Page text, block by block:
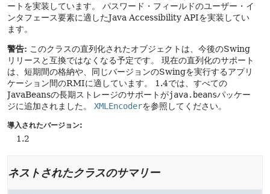
ートを実装しています。
パスワード・フィールドのユーザー・イ
ンタフェース要素に適したJava Accessibility APIを実装してい
ます。
警告: このクラスの直列化されたオブジェクトは、今後のSwing
リリースと互換ではなくなる予定です。
現在の直列化のサポート
は、短期間の格納や、同じバージョンのSwingを実行するアプリ
ケーション間のRMIに適しています。
1.4では、すべての
JavaBeansの長期ストレージのサポートがjava.beansパッケー
ジに追加されました。
XMLEncoderを参照してください。
導入されたバージョン:
1.2
ネストされたクラスのサマリー